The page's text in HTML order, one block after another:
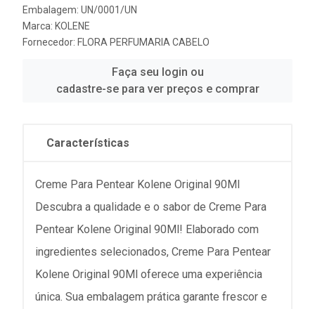
Embalagem: UN/0001/UN
Marca: KOLENE
Fornecedor: FLORA PERFUMARIA CABELO
Faça seu login ou
cadastre-se para ver preços e comprar
Características
Creme Para Pentear Kolene Original 90Ml
Descubra a qualidade e o sabor de Creme Para
Pentear Kolene Original 90Ml! Elaborado com
ingredientes selecionados, Creme Para Pentear
Kolene Original 90Ml oferece uma experiência
única. Sua embalagem prática garante frescor e